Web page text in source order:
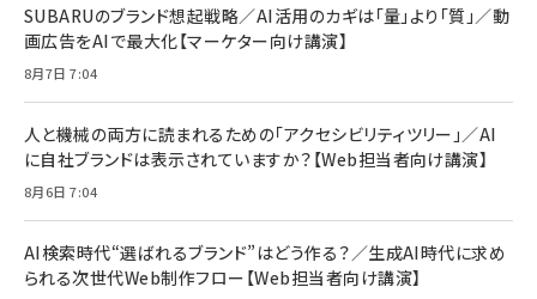
SUBARUのブランド想起戦略／AI活用のカギは「量」より「質」／動
画広告をAIで最大化【マーケター向け講演】
8月7日 7:04
人と機械の両方に読まれるための「アクセシビリティツリー」／AI
に自社ブランドは表示されていますか？【Web担当者向け講演】
8月6日 7:04
AI検索時代“選ばれるブランド”はどう作る？／生成AI時代に求め
られる次世代Web制作フロー【Web担当者向け講演】